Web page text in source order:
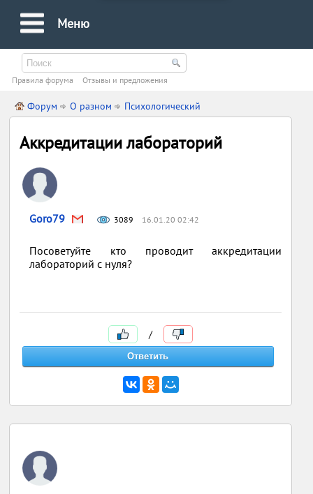
Меню
Правила форума Oтзывы и предложения
Форум О разном Психологический
Аккредитации лабораторий
Goro79 3089 16.01.20 02:42
Посоветуйте кто проводит аккредитации
лабораторий с нуля?
/